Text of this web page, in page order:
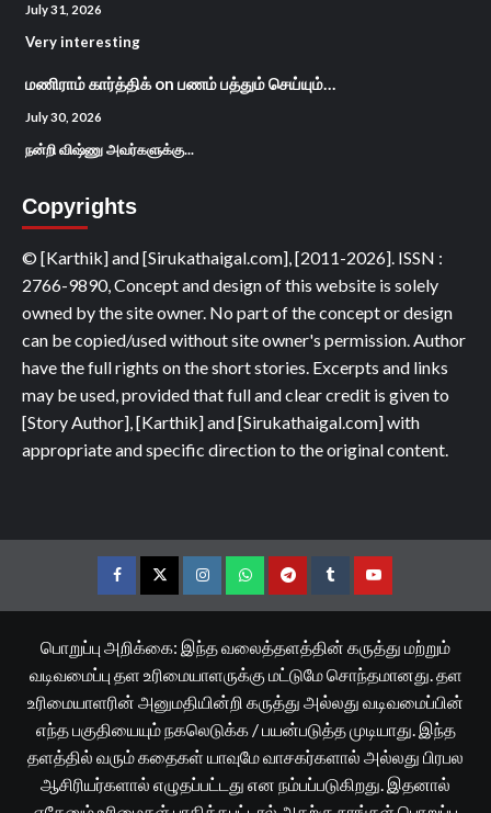
July 31, 2026
Very interesting
மணிராம் கார்த்திக்on பணம் பத்தும் செய்யும்…
July 30, 2026
நன்றி விஷ்ணு அவர்களுக்கு...
Copyrights
© [Karthik] and [Sirukathaigal.com], [2011-2026]. ISSN :
2766-9890, Concept and design of this website is solely
owned by the site owner. No part of the concept or design
can be copied/used without site owner's permission. Author
have the full rights on the short stories. Excerpts and links
may be used, provided that full and clear credit is given to
[Story Author], [Karthik] and [Sirukathaigal.com] with
appropriate and specific direction to the original content.
FacebookTwitterInstagramWhatsappTelegramTumblrYouTube
பொறுப்பு அறிக்கை: இந்த வலைத்தளத்தின் கருத்து மற்றும்
வடிவமைப்பு தள உரிமையாளருக்கு மட்டுமே சொந்தமானது. தள
உரிமையாளரின் அனுமதியின்றி கருத்து அல்லது வடிவமைப்பின்
எந்த பகுதியையும் நகலெடுக்க / பயன்படுத்த முடியாது. இந்த
தளத்தில் வரும் கதைகள் யாவுமே வாசகர்களால் அல்லது பிரபல
ஆசிரியர்களால் எழுதப்பட்டது என நம்பப்படுகிறது. இதனால்